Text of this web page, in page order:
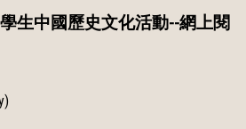
生中國歷史文化活動--網上閱